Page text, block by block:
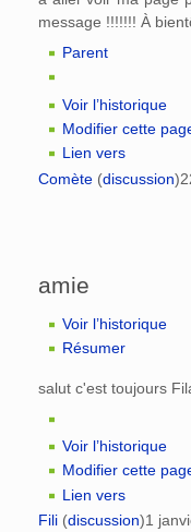
message !!!!!!! À
Parent
Voir l’historique
Modifier cette
Lien vers
Comète (discussion)
amie
Voir l’historique
Résumer
salut c'est toujours
Voir l’historique
Modifier cette
Lien vers
Fili (discussion)1